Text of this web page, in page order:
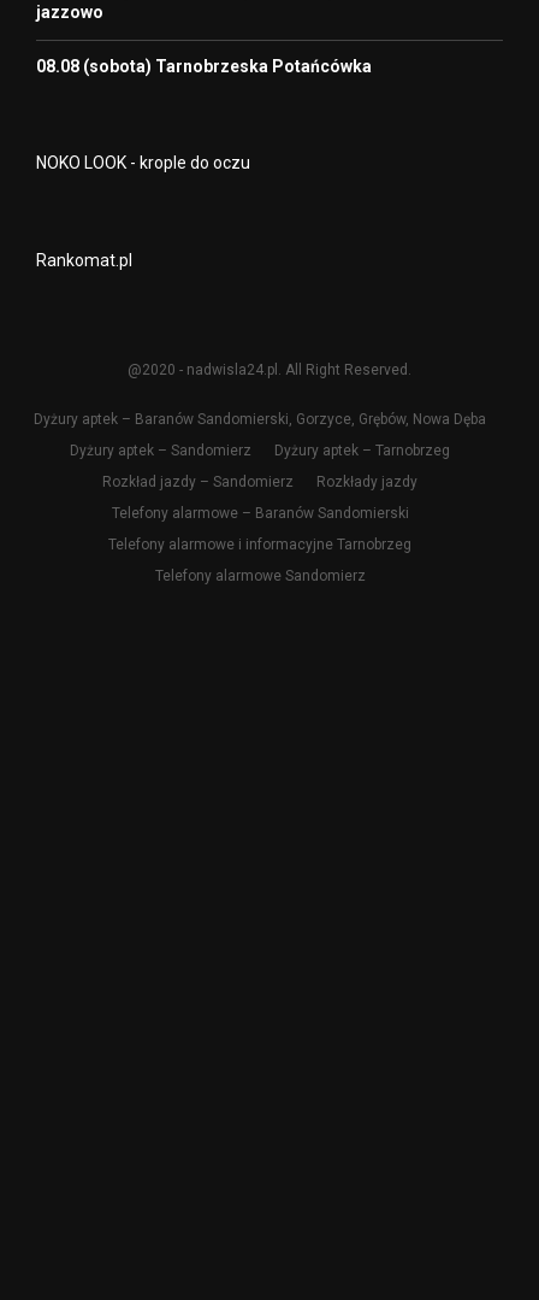
jazzowo
08.08 (sobota) Tarnobrzeska Potańcówka
NOKO LOOK - krople do oczu
Rankomat.pl
@2020 - nadwisla24.pl. All Right Reserved.
Dyżury aptek – Baranów Sandomierski, Gorzyce, Grębów, Nowa Dęba
Dyżury aptek – Sandomierz
Dyżury aptek – Tarnobrzeg
Rozkład jazdy – Sandomierz
Rozkłady jazdy
Telefony alarmowe – Baranów Sandomierski
Telefony alarmowe i informacyjne Tarnobrzeg
Telefony alarmowe Sandomierz